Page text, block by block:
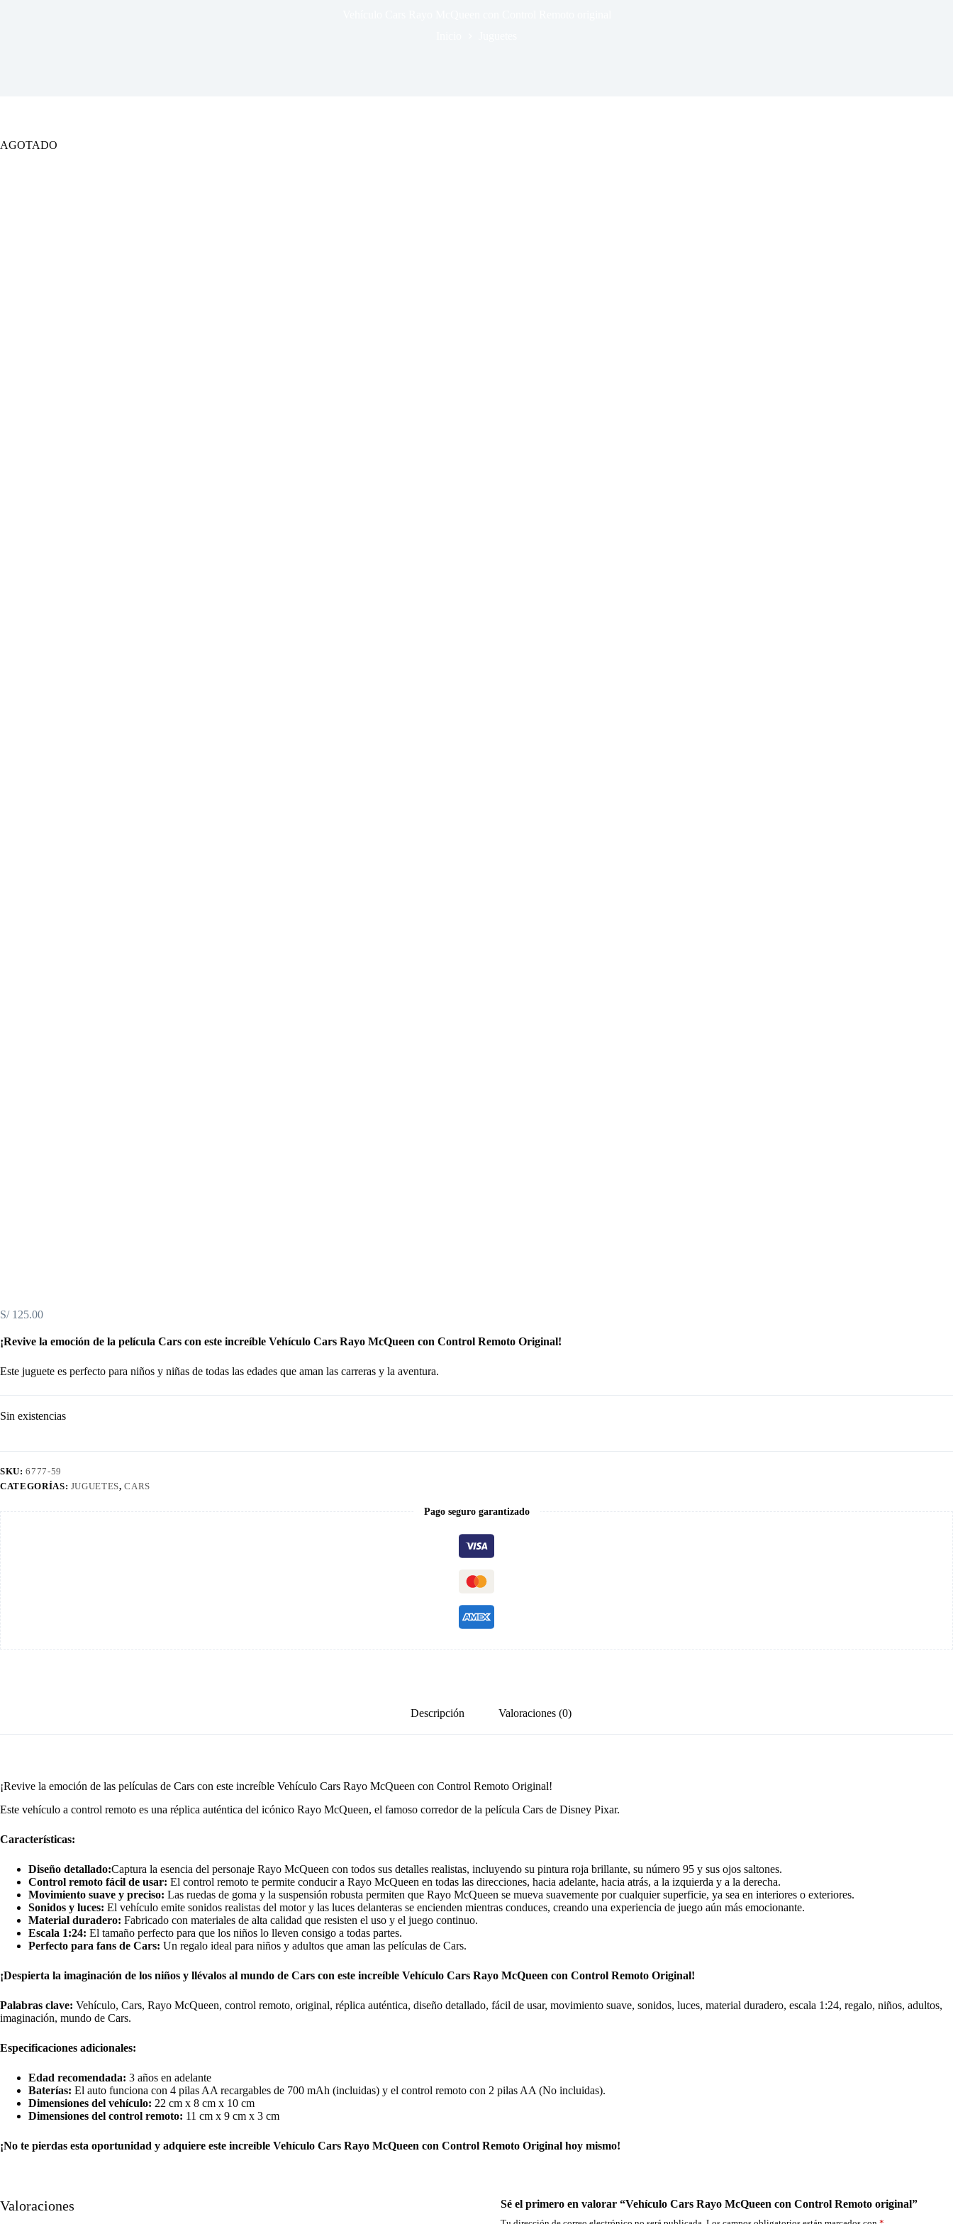
AGOTADO
S/125.00
¡Revive la emoción de la película Cars con este increíble Vehículo Cars Rayo McQueen con Control Remoto Original!
Este juguete es perfecto para niños y niñas de todas las edades que aman las carreras y la aventura.
Sin existencias
SKU:6777-59
CATEGORÍAS: JUGUETES,CARS
Pago seguro garantizado
Descripción Valoraciones (0)
¡Revive la emoción de las películas de Cars con este increíble Vehículo Cars Rayo McQueen con Control Remoto Original!
Este vehículo a control remoto es una réplica auténtica del icónico Rayo McQueen, el famoso corredor de la película Cars de Disney Pixar.
Características:
Diseño detallado:Captura la esencia del personaje Rayo McQueen con todos sus detalles realistas, incluyendo su pintura roja brillante, su número 95 y sus ojos saltones.
Control remoto fácil de usar: El control remoto te permite conducir a Rayo McQueen en todas las direcciones, hacia adelante, hacia atrás, a la izquierda y a la derecha.
Movimiento suave y preciso: Las ruedas de goma y la suspensión robusta permiten que Rayo McQueen se mueva suavemente por cualquier superficie, ya sea en interiores o exteriores.
Sonidos y luces: El vehículo emite sonidos realistas del motor y las luces delanteras se encienden mientras conduces, creando una experiencia de juego aún más emocionante.
Material duradero: Fabricado con materiales de alta calidad que resisten el uso y el juego continuo.
Escala 1:24: El tamaño perfecto para que los niños lo lleven consigo a todas partes.
Perfecto para fans de Cars: Un regalo ideal para niños y adultos que aman las películas de Cars.
¡Despierta la imaginación de los niños y llévalos al mundo de Cars con este increíble Vehículo Cars Rayo McQueen con Control Remoto Original!
Palabras clave: Vehículo, Cars, Rayo McQueen, control remoto, original, réplica auténtica, diseño detallado, fácil de usar, movimiento suave, sonidos, luces, material duradero, escala 1:24, regalo, niños, adultos,
imaginación, mundo de Cars.
Especificaciones adicionales:
Edad recomendada: 3 años en adelante
Baterías: El auto funciona con 4 pilas AA recargables de 700 mAh (incluidas) y el control remoto con 2 pilas AA (No incluidas).
Dimensiones del vehículo: 22 cm x 8 cm x 10 cm
Dimensiones del control remoto: 11 cm x 9 cm x 3 cm
¡No te pierdas esta oportunidad y adquiere este increíble Vehículo Cars Rayo McQueen con Control Remoto Original hoy mismo!
Valoraciones Sé el primero en valorar “Vehículo Cars Rayo McQueen con Control Remoto original”